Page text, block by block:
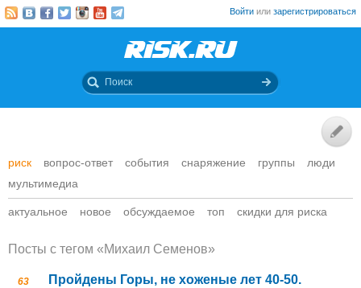
Войти или зарегистрироваться
риск вопрос-ответ события снаряжение группы
люди
мультимедиа
актуальное новое обсуждаемое топ скидки для риска
Посты c тегом «Михаил Семенов»
63 Пройдены Горы, не хоженые лет 40-50.